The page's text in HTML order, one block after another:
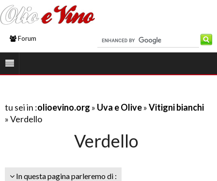
Forum
tu sei in :olioevino.org » Uva e Olive»Vitigni bianchi
» Verdello
Verdello
In questa pagina parleremo di :